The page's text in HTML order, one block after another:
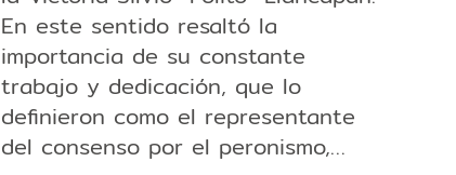
En este sentido resaltó la
importancia de su constante
trabajo y dedicación, que lo
definieron como el representante
del consenso por el peronismo,…